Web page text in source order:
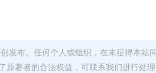
发布。任何个人或组织，在未征得本站
著者的合法权益，可联系我们进行处理